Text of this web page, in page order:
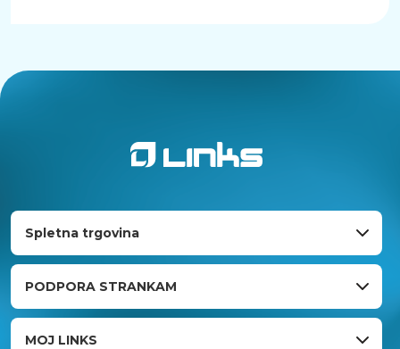
Spletna trgovina
PODPORA STRANKAM
MOJ LINKS